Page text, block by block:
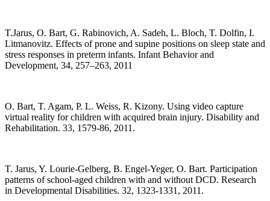
T.Jarus, O. Bart, G. Rabinovich, A. Sadeh, L. Bloch, T. Dolfin, I.
Litmanovitz. Effects of prone and supine positions on sleep state and
stress responses in preterm infants. Infant Behavior and
Development, 34, 257–263, 2011
O. Bart, T. Agam, P. L. Weiss, R. Kizony. Using video capture
virtual reality for children with acquired brain injury. Disability and
Rehabilitation. 33, 1579-86, 2011.
T. Jarus, Y. Lourie-Gelberg, B. Engel-Yeger, O. Bart. Participation
patterns of school-aged children with and without DCD. Research
in Developmental Disabilities. 32, 1323-1331, 2011.